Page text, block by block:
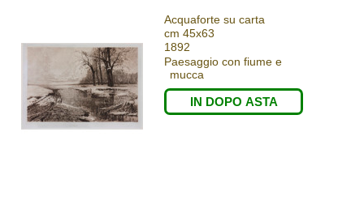
Acquaforte su carta
cm 45x63
1892
Paesaggio con fiume e
mucca
IN DOPO ASTA